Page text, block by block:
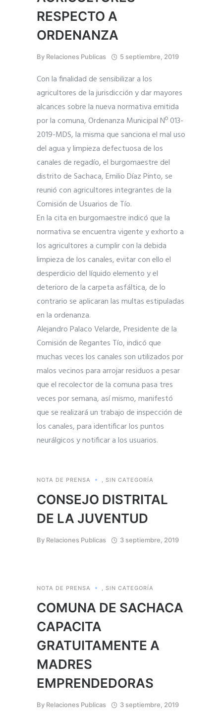
RESPECTO A
ORDENANZA
By Relaciones Publicas 5 septiembre, 2019
Con la finalidad de sensibilizar a los
agricultores de la jurisdicción y dar mayores
alcances sobre la nueva normativa emitida
por la comuna, Ordenanza Municipal Nº 013-
2019-MDS, la misma que sanciona el mal uso
del agua y limpieza defectuosa de los
canales de regadío, el burgomaestre del
distrito de Sachaca, Emilio Díaz Pinto, se
reunió con agricultores integrantes de la
Comisión de Usuarios de Tío.
En la cita en burgomaestre indicó que la
normativa se encuentra vigente y exhorto a
los agricultores a cumplir con la debida
limpieza de los canales, evitar con ello el
desperdicio del líquido elemento y el
deterioro de la carpeta asfáltica, de lo
contrario se aplicaran las multas estipuladas
en la ordenanza.
Alejandro Palaco Velarde, Presidente de la
Comisión de Regantes Tío, indicó que
muchas veces los canales son utilizados por
malos vecinos para arrojar residuos a pesar
que el recolector de la comuna pasa tres
veces por semana, así mismo, manifestó
que se realizará un trabajo de inspección de
los canales, para identificar los puntos
neurálgicos y notificar a los usuarios.
NOTA DE PRENSA , SIN CATEGORÍA
CONSEJO DISTRITAL
DE LA JUVENTUD
By Relaciones Publicas 3 septiembre, 2019
NOTA DE PRENSA , SIN CATEGORÍA
COMUNA DE SACHACA
CAPACITA
GRATUITAMENTE A
MADRES
EMPRENDEDORAS
By Relaciones Publicas 3 septiembre, 2019